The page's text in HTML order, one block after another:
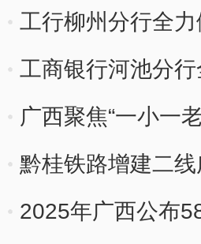
工行柳州分行全
工商银行河池分
广西聚焦“一小一
黔桂铁路增建二
2025年广西公布